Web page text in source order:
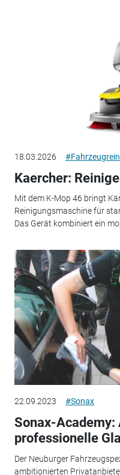
18.03.2026
Kaercher:
Mit dem K-Mop 46 bringt
Reinigungsmaschine für
Das Gerät kombiniert ein
22.09.2023 #Sonax
Sonax-Academy:
professionelle
Der Neuburger
ambitionierten